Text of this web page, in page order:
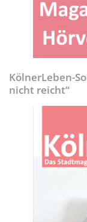
KölnerLeben-
nicht reicht“